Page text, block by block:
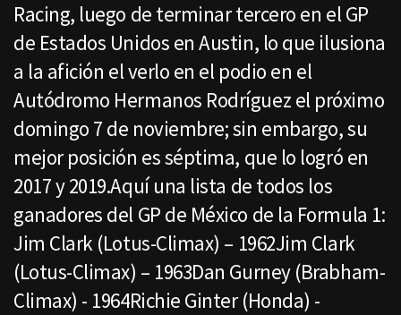
Racing, luego de terminar tercero en el GP
de Estados Unidos en Austin, lo que ilusiona
a la afición el verlo en el podio en el
Autódromo Hermanos Rodríguez el próximo
domingo 7 de noviembre; sin embargo, su
mejor posición es séptima, que lo logró en
2017 y 2019.Aquí una lista de todos los
ganadores del GP de México de la Formula 1:
Jim Clark (Lotus-Climax) – 1962Jim Clark
(Lotus-Climax) – 1963Dan Gurney (Brabham-
Climax) - 1964Richie Ginter (Honda) -